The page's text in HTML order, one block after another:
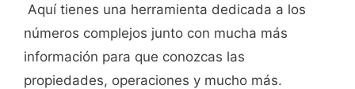
Aquí tienes una herramienta dedicada a los
números complejos junto con mucha más
información para que conozcas las
propiedades, operaciones y mucho más.